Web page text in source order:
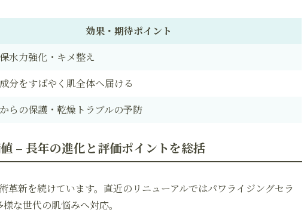
効果・期待ポイント
水力強化・キメ整え
分をすばやく肌全体へ届ける
らの保護・乾燥トラブルの予防
– 長年の進化と評価ポイントを総括
革新を続けています。直近のリニューアルではパワライジングセラ
な世代の肌悩みへ対応。